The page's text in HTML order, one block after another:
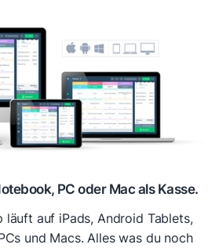
PC oder Mac als Kasse.
läuft auf iPads, Android Tablets,
und Macs. Alles was du noch